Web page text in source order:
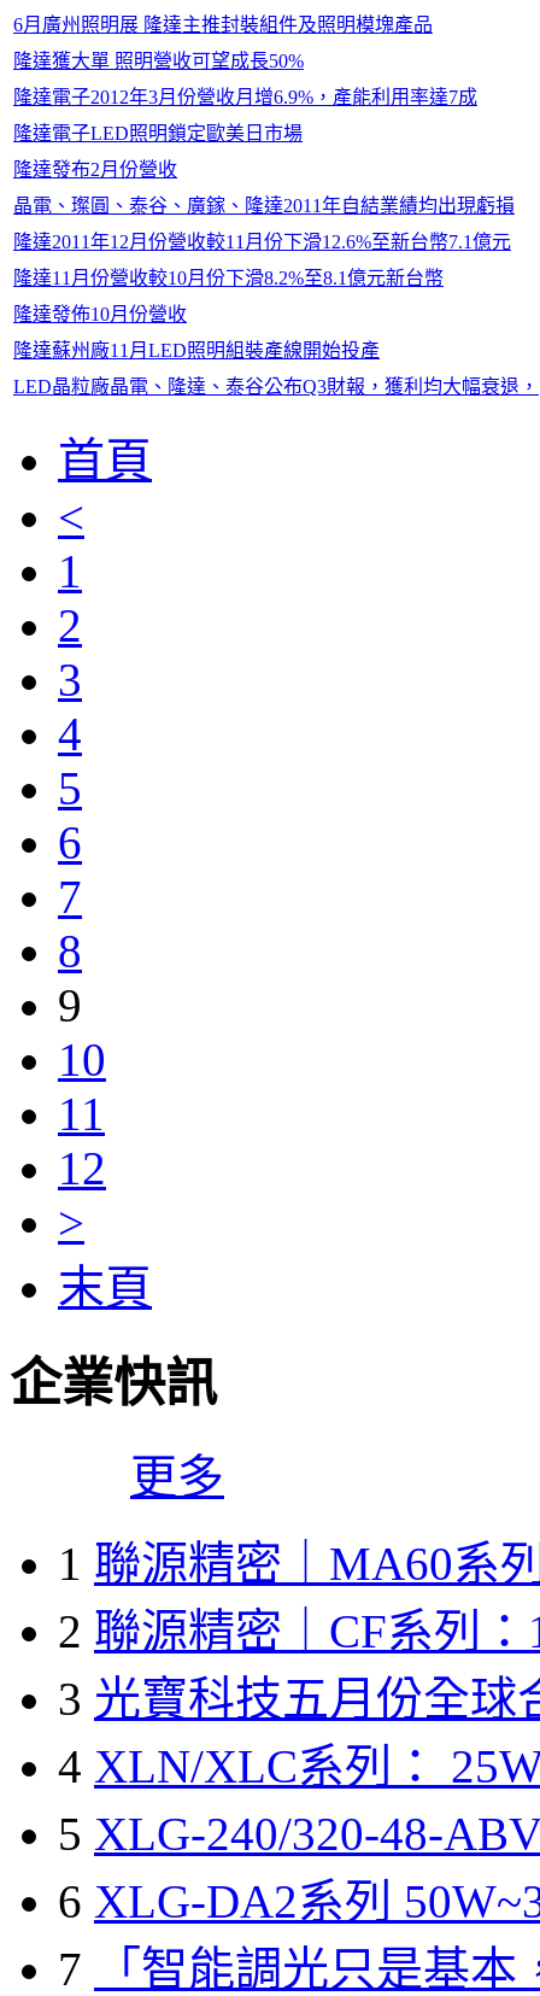
6月廣州照明展 隆達主推封裝組件及照明模塊產品
隆達獲大單 照明營收可望成長50%
隆達電子2012年3月份營收月增6.9%，產能利用率達7成
隆達電子LED照明鎖定歐美日市場
隆達發布2月份營收
晶電、璨圓、泰谷、廣鎵、隆達2011年自結業績均出現虧損
隆達2011年12月份營收較11月份下滑12.6%至新台幣7.1億元
隆達11月份營收較10月份下滑8.2%至8.1億元新台幣
隆達發佈10月份營收
隆達蘇州廠11月LED照明組裝產線開始投產
LED晶粒廠晶電、隆達、泰谷公布Q3財報，獲利均大幅衰退，
首頁
<
1
2
3
4
5
6
7
8
9
10
11
12
>
末頁
企業快訊
更多
1 聯源精密｜MA60系
2 聯源精密｜CF系列：
3 光寶科技五月份全球
4 XLN/XLC系列：
5 XLG-240/320-48-
6 XLG-DA2系列
7
「智能調光只是基本